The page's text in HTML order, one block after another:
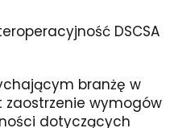
DSCSA
branżę w
zaostrzenie wymogów
dotyczących